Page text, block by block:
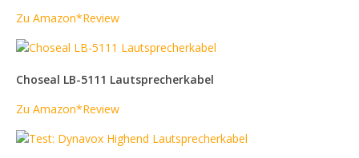
Zu Amazon*Review
Choseal LB-5111 Lautsprecherkabel
Zu Amazon*Review